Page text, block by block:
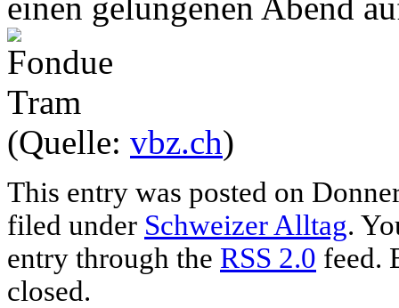
(Quelle: vbz.ch)
This entry was posted on
filed under Schweizer Alltag.
entry through the RSS 2.0 feed.
closed.